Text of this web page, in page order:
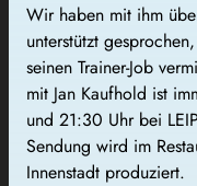
Wir haben mit ihm
unterstützt
seinen Trainer-Job
mit Jan Kaufhold ist
und 21:30 Uhr bei
Sendung wird im
Innenstadt produziert.